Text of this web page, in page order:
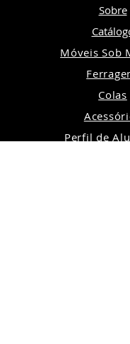
Sobre
Móveis Sob
Colas
Perfil de